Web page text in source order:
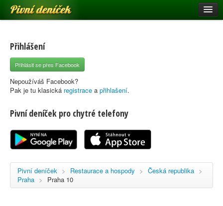
Pivní deníček
Pivní mapa
Pivní značky
Nápověda
Registrace
Přihlášení
Přihlásit se přes Facebook
Nepoužíváš Facebook?
Pak je tu klasická registrace a přihlašení.
Pivní deníček pro chytré telefony
Pivní deníček > Restaurace a hospody > Česká republika >
Praha > Praha 10